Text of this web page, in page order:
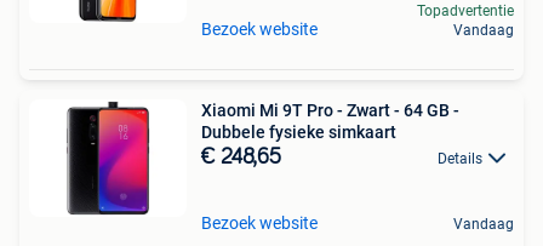
Bezoek website
Topadvertentie
Vandaag
Xiaomi Mi 9T Pro - Zwart - 64 GB -
Dubbele fysieke simkaart
€ 248,65 Details
Bezoek website Vandaag